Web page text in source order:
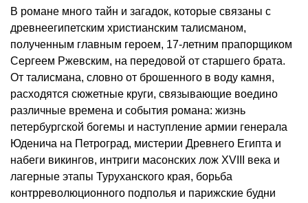
В романе много тайн и загадок, которые связаны с
древнеегипетским христианским талисманом,
полученным главным героем, 17-летним прапорщиком
Сергеем Ржевским, на передовой от старшего брата.
От талисмана, словно от брошенного в воду камня,
расходятся сюжетные круги, связывающие воедино
различные времена и события романа: жизнь
петербургской богемы и наступление армии генерала
Юденича на Петроград, мистерии Древнего Египта и
набеги викингов, интриги масонских лож XVIII века и
лагерные этапы Туруханского края, борьба
контрреволюционного подполья и парижские будни